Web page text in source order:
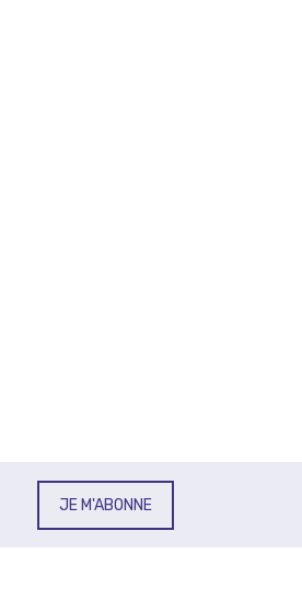
JE M'ABONNE